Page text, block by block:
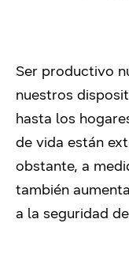
Ser productivo
nuestros
hasta los
de vida están
obstante, a
también
a la seguridad